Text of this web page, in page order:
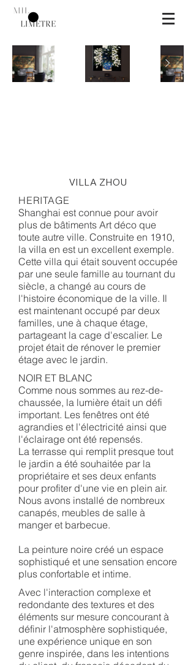
VILLA ZHOU
HERITAGE
Shanghai est connue pour avoir
plus de bâtiments Art déco que
toute autre ville. Construite en 1910,
la villa en est un excellent exemple.
Cette villa qui était souvent occupée
par une seule famille au tournant du
siècle, a changé au cours de
l'histoire économique de la ville. Il
est maintenant occupé par deux
familles, une à chaque étage,
partageant la cage d'escalier. Le
projet était de rénover le premier
étage avec le jardin.
NOIR ET BLANC
Comme nous sommes au rez-de-
chaussée, la lumière était un défi
important. Les fenêtres ont été
agrandies et l'électricité ainsi que
l'éclairage ont été repensés.
La terrasse qui remplit presque tout
le jardin a été souhaitée par la
propriétaire et ses deux enfants
pour profiter d'une vie en plein air.
Nous avons installé de nombreux
canapés, meubles de salle à
manger et barbecue.
La peinture noire créé un espace
sophistiqué et une sensation encore
plus confortable et intime.
Avec l'interaction complexe et
redondante des textures et des
éléments sur mesure concourant à
définir l'atmosphère sophistiquée,
une expérience unique en son
genre inspirée, dans les intentions